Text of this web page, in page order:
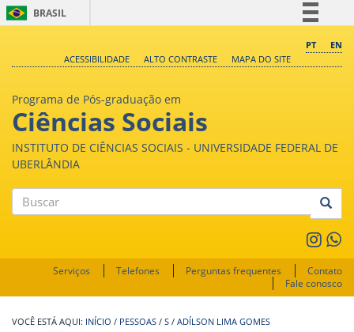
BRASIL
Comunica BR
PT
EN
ACESSIBILIDADE
ALTO CONTRASTE MAPA DO SITE
Programa de Pós-graduação em
Ciências Sociais
INSTITUTO DE CIÊNCIAS SOCIAIS - UNIVERSIDADE FEDERAL DE
UBERLÂNDIA
Serviços Telefones Perguntas frequentes
Contato
Fale conosco
INÍCIO / PESSOAS / S / ADÍLSON LIMA GOMES